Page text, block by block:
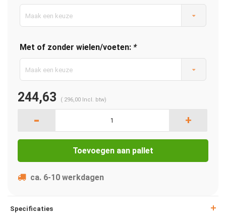
Maak een keuze
Met of zonder wielen/voeten: *
Maak een keuze
244,63 ( 296,00 Incl. btw)
- +
Toevoegen aan pallet
ca. 6-10 werkdagen
Specificaties